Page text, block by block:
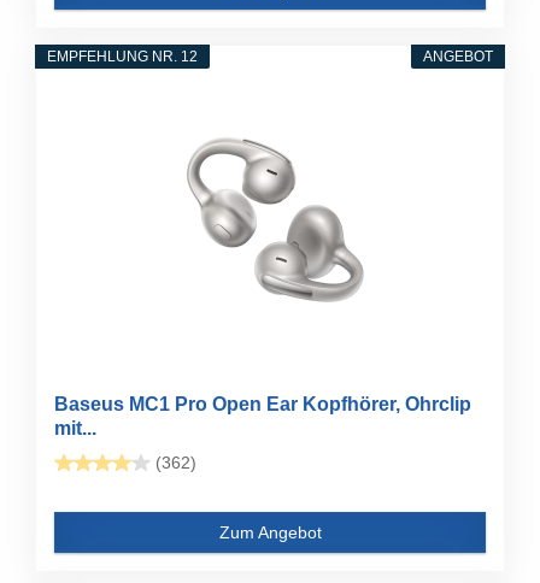
ANGEBOT
EMPFEHLUNG NR. 12
Baseus MC1 Pro Open Ear Kopfhörer, Ohrclip
mit...
(362)
Zum Angebot